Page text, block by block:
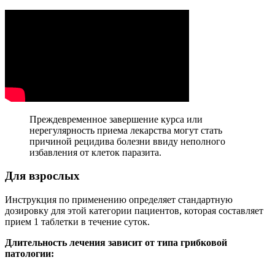
Преждевременное завершение курса или
нерегулярность приема лекарства могут стать
причиной рецидива болезни ввиду неполного
избавления от клеток паразита.
Для взрослых
Инструкция по применению определяет стандартную
дозировку для этой категории пациентов, которая составляет
прием 1 таблетки в течение суток.
Длительность лечения зависит от типа грибковой
патологии: